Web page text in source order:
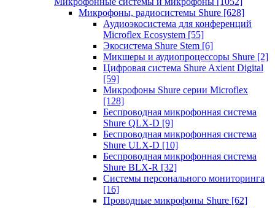
Микрофоны, радиосистемы Shure [628]
Аудиоэкосистема для конференций
Microflex Ecosystem [55]
Экосистема Shure Stem [6]
Микшеры и аудиопроцессоры Shure [2]
Цифровая система Shure Axient Digital
[59]
Микрофоны Shure серии Microflex
[128]
Беспроводная микрофонная система
Shure QLX-D [9]
Беспроводная микрофонная система
Shure ULX-D [10]
Беспроводная микрофонная система
Shure BLX-R [32]
Системы персонального мониторинга
[16]
Проводные микрофоны Shure [62]